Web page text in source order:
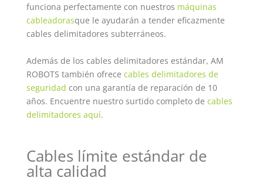
funciona perfectamente con nuestros máquinas
cableadorasque le ayudarán a tender eficazmente
cables delimitadores subterráneos.
Además de los cables delimitadores estándar, AM
ROBOTS también ofrece cables delimitadores de
seguridad con una garantía de reparación de 10
años. Encuentre nuestro surtido completo de cables
delimitadores aquí.
Cables límite estándar de
alta calidad